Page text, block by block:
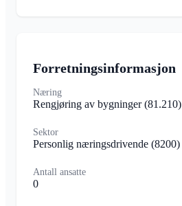
Forretningsinformasjon
Næring
Rengjøring av bygninger(81.210)
Sektor
Personlig næringsdrivende (8200)
Antall ansatte
0